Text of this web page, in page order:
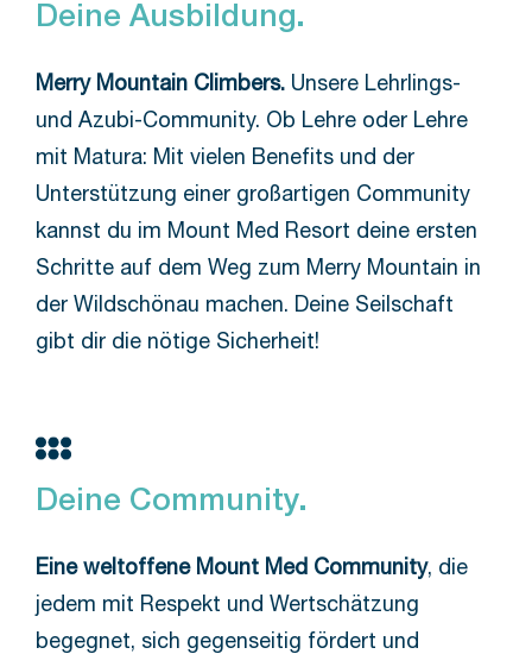
Deine Ausbildung.
Merry Mountain Climbers.Unsere Lehrlings-
und Azubi-Community. Ob Lehre oder Lehre
mit Matura: Mit vielen Benefits und der
Unterstützung einer großartigen Community
kannst du im Mount Med Resort deine ersten
Schritte auf dem Weg zum Merry Mountain in
der Wildschönau machen. Deine Seilschaft
gibt dir die nötige Sicherheit!
Deine Community.
Eine weltoffene Mount Med Community, die
jedem mit Respekt und Wertschätzung
begegnet, sich gegenseitig fördert und